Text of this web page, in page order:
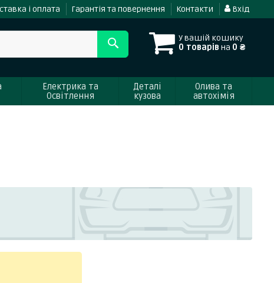
і оплата Гарантія та повернення Контакти Вхід
У вашій кошику
0 товарів на 0 ₴
Електрика та
Освітлення
Деталі
кузова
Олива та
автохімія